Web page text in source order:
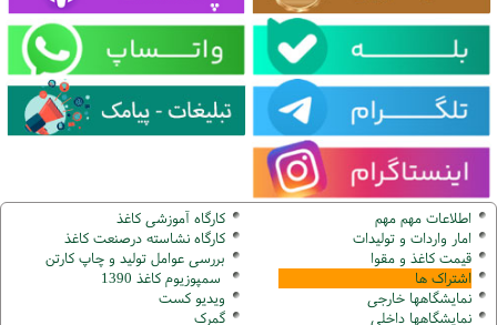
اطلاعات مهم مهم
امار واردات و تولیدات
قیمت کاغذ و مقوا
اشتراک ها
نمایشگاهها خارجی
نمایشگاهها داخلی
کارگاه آموزشی کاغذ
کارگاه نشاسته درصنعت کاغذ
بررسی عوامل تولید و چاپ کارتن
سمپوزیوم کاغذ 1390
ویدیو کست
گمرک